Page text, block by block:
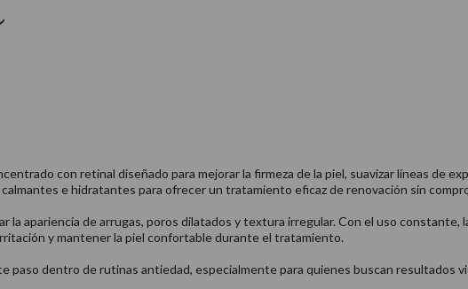
con retinal diseñado para mejorar la firmeza de la piel, suavizar líneas de
e hidratantes para ofrecer un tratamiento eficaz de renovación sin
la apariencia de arrugas, poros dilatados y textura irregular. Con el uso constante,
y mantener la piel confortable durante el tratamiento.
dentro de rutinas antiedad, especialmente para quienes buscan resultados